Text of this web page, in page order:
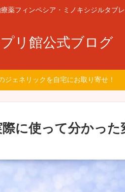
薬フィンペシア・ミノキシジルタブ
リ館公式ブログ
ジェネリックを自宅にお取り寄せ！
に使って分かった